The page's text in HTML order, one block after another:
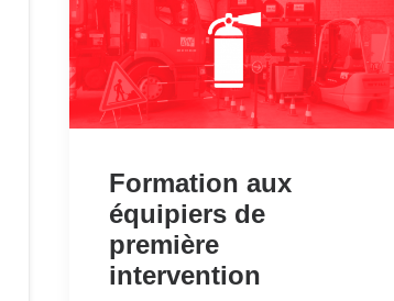
Formation aux
équipiers de
première
intervention